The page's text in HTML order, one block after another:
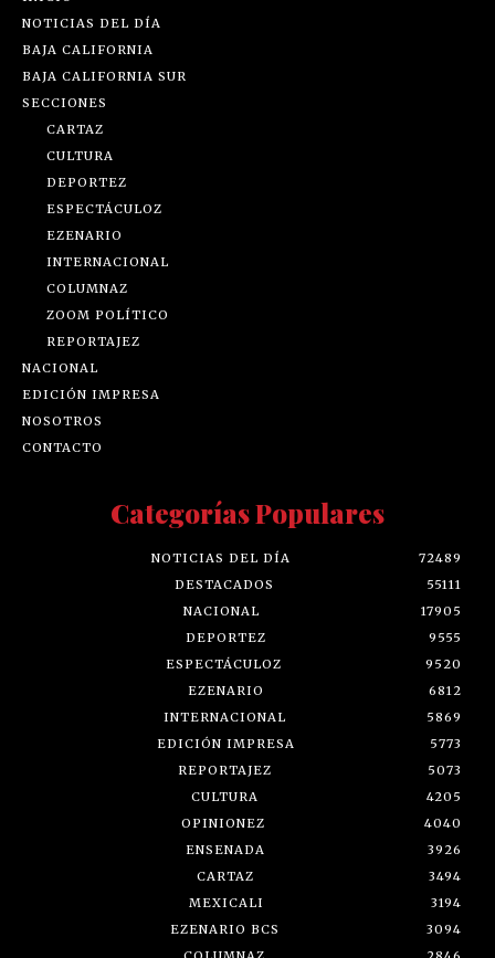
NOTICIAS DEL DÍA
BAJA CALIFORNIA
BAJA CALIFORNIA SUR
SECCIONES
CARTAZ
CULTURA
DEPORTEZ
ESPECTÁCULOZ
EZENARIO
INTERNACIONAL
COLUMNAZ
ZOOM POLÍTICO
REPORTAJEZ
NACIONAL
EDICIÓN IMPRESA
NOSOTROS
CONTACTO
Categorías Populares
NOTICIAS DEL DÍA
72489
DESTACADOS
55111
NACIONAL
17905
DEPORTEZ
9555
ESPECTÁCULOZ
9520
EZENARIO
6812
INTERNACIONAL
5869
EDICIÓN IMPRESA
5773
REPORTAJEZ
5073
CULTURA
4205
OPINIONEZ
4040
ENSENADA
3926
CARTAZ
3494
MEXICALI
3194
EZENARIO BCS
3094